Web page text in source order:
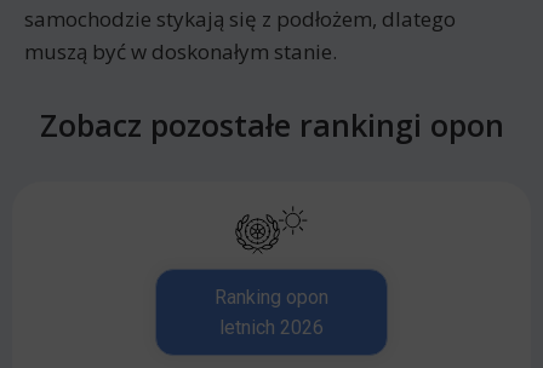
samochodzie stykają się z podłożem, dlatego
muszą być w doskonałym stanie.
Zobacz pozostałe rankingi opon
Ranking opon
letnich 2026